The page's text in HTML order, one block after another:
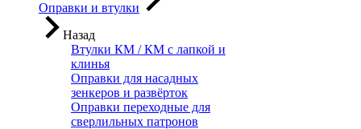
Оправки и втулки
Назад
Втулки КМ / КМ с лапкой и
клинья
Оправки для насадных
зенкеров и развёрток
Оправки переходные для
сверлильных патронов